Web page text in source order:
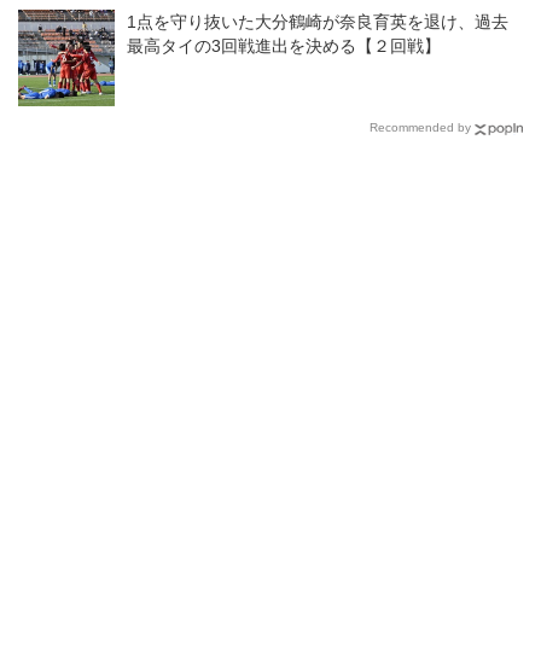
1点を守り抜いた大分鶴崎が奈良育英を退け、過去
最高タイの3回戦進出を決める【２回戦】
Recommended by